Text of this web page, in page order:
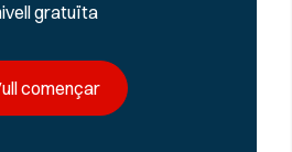
gratuïta
començar